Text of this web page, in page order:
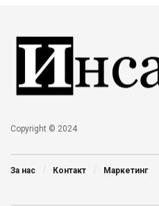
Copyright © 2024
За нас Контакт Маркетинг